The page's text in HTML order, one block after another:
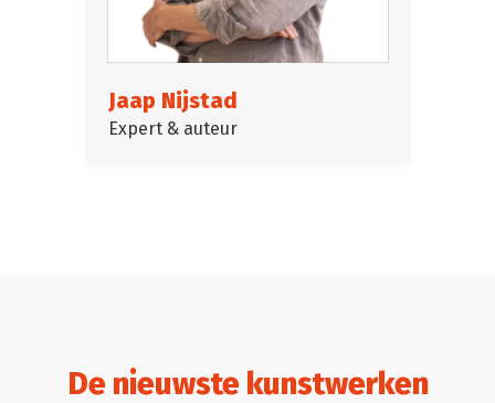
Jaap Nijstad
Expert & auteur
De nieuwste kunstwerken